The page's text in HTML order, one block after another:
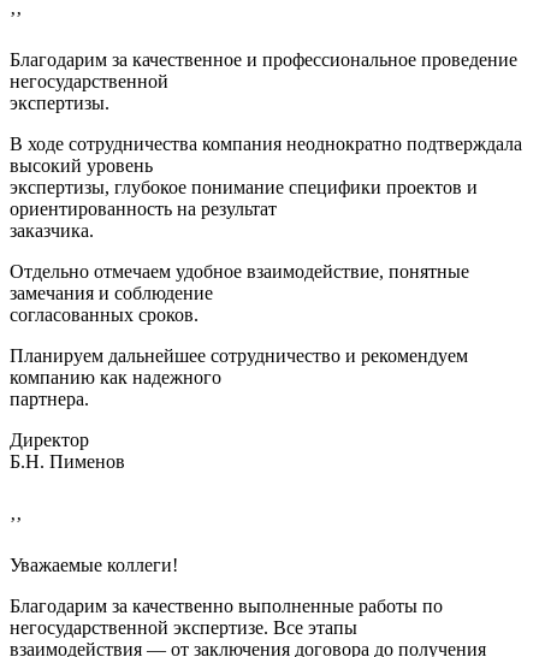
’’
Благодарим за качественное и профессиональное проведение
негосударственной
экспертизы.
В ходе сотрудничества компания неоднократно подтверждала
высокий уровень
экспертизы, глубокое понимание специфики проектов и
ориентированность на результат
заказчика.
Отдельно отмечаем удобное взаимодействие, понятные
замечания и соблюдение
согласованных сроков.
Планируем дальнейшее сотрудничество и рекомендуем
компанию как надежного
партнера.
Директор
Б.Н. Пименов
’’
Уважаемые коллеги!
Благодарим за качественно выполненные работы по
негосударственной экспертизе. Все этапы
взаимодействия — от заключения договора до получения